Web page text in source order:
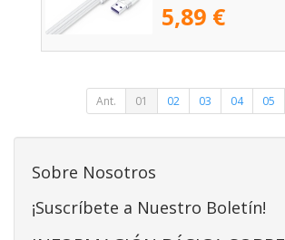
5,89 €
Ant. 01 02 03 04 05
Sobre Nosotros
¡Suscríbete a Nuestro Boletín!